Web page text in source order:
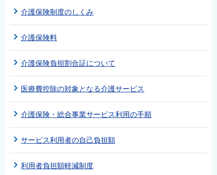
介護保険制度のしくみ
介護保険料
介護保険負担割合証について
医療費控除の対象となる介護サービス
介護保険・総合事業サービス利用の手順
サービス利用者の自己負担額
利用者負担額軽減制度